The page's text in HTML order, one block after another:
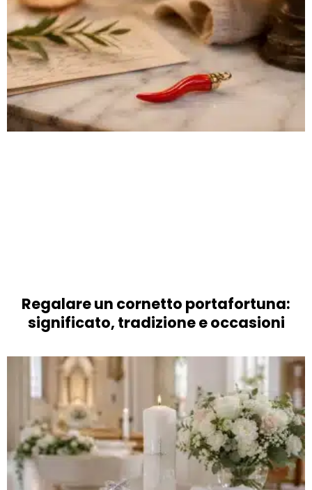
Regalare un cornetto portafortuna:
significato, tradizione e occasioni